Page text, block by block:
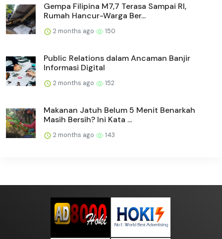
Gempa Filipina M7,7 Terasa Sampai RI,
Rumah Hancur-Warga Ber...
2 months ago 150
Public Relations dalam Ancaman Banjir
Informasi Digital
2 months ago 152
Makanan Jatuh Belum 5 Menit Benarkah
Masih Bersih? Ini Kata ...
2 months ago 143